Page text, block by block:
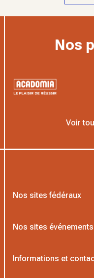
Nos
Voir
Nos sites fédéraux
Nos sites événements
Informations et